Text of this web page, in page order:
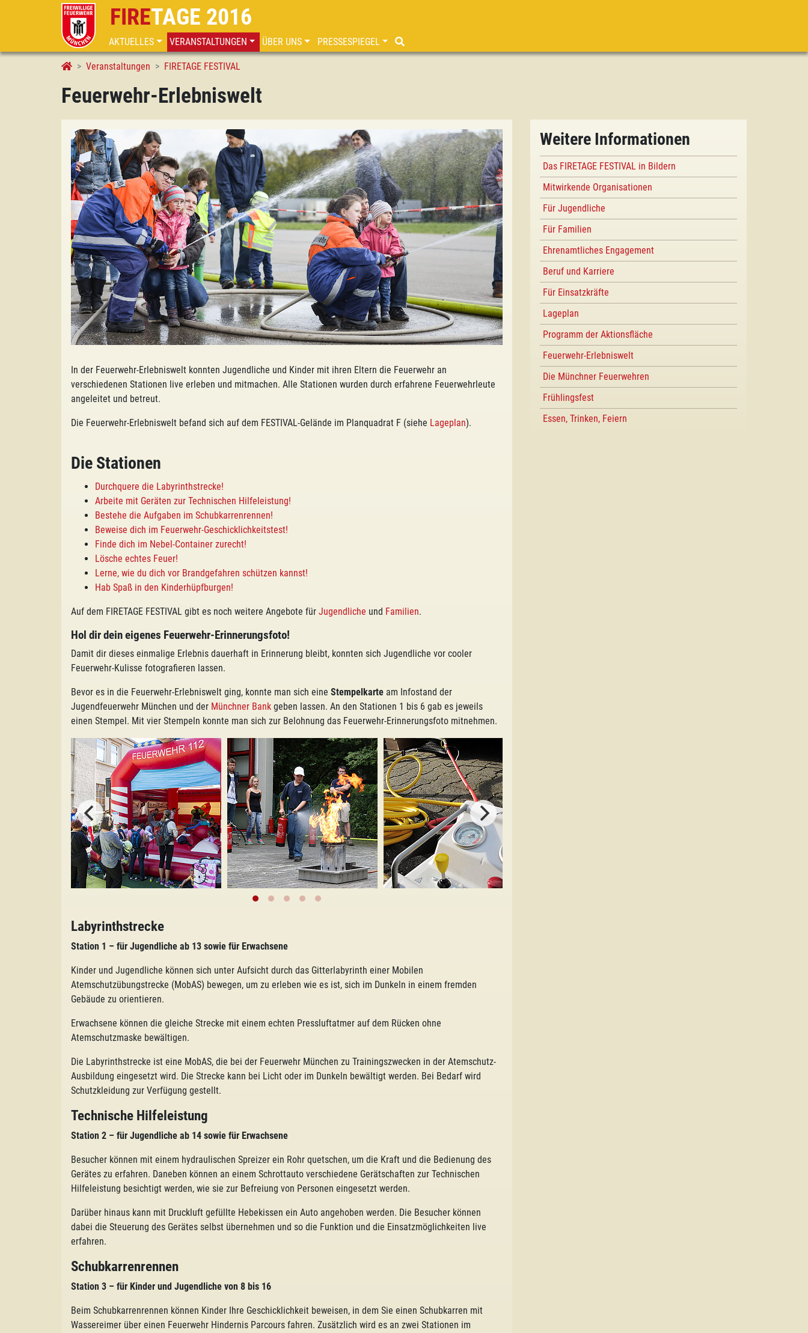
FIRETAGE 2016
AKTUELLES VERANSTALTUNGEN ÜBER UNS PRESSESPIEGEL
Veranstaltungen FIRETAGE FESTIVAL
Feuerwehr-Erlebniswelt
Feuerwehr-Erlebniswelt
In der Feuerwehr-Erlebniswelt konnten Jugendliche und Kinder mit ihren Eltern die Feuerwehr an
verschiedenen Stationen live erleben und mitmachen. Alle Stationen wurden durch erfahrene Feuerwehrleute
angeleitet und betreut.
Die Feuerwehr-Erlebniswelt befand sich auf dem FESTIVAL-Gelände im Planquadrat F (siehe Lageplan).
Die Stationen
Durchquere die Labyrinthstrecke!
Arbeite mit Geräten zur Technischen Hilfeleistung!
Bestehe die Aufgaben im Schubkarrenrennen!
Beweise dich im Feuerwehr-Geschicklichkeitstest!
Finde dich im Nebel-Container zurecht!
Lösche echtes Feuer!
Lerne, wie du dich vor Brandgefahren schützen kannst!
Hab Spaß in den Kinderhüpfburgen!
Auf dem FIRETAGE FESTIVAL gibt es noch weitere Angebote für Jugendliche und Familien.
Hol dir dein eigenes Feuerwehr-Erinnerungsfoto!
Damit dir dieses einmalige Erlebnis dauerhaft in Erinnerung bleibt, konnten sich Jugendliche vor cooler
Feuerwehr-Kulisse fotografieren lassen.
Bevor es in die Feuerwehr-Erlebniswelt ging, konnte man sich eine Stempelkarte am Infostand der
Jugendfeuerwehr München und der Münchner Bank geben lassen. An den Stationen 1 bis 6 gab es jeweils
einen Stempel. Mit vier Stempeln konnte man sich zur Belohnung das Feuerwehr-Erinnerungsfoto mitnehmen.
Labyrinthstrecke
Station 1 – für Jugendliche ab 13 sowie für Erwachsene
Kinder und Jugendliche können sich unter Aufsicht durch das Gitterlabyrinth einer Mobilen
Atemschutzübungstrecke (MobAS) bewegen, um zu erleben wie es ist, sich im Dunkeln in einem fremden
Gebäude zu orientieren.
Erwachsene können die gleiche Strecke mit einem echten Pressluftatmer auf dem Rücken ohne
Atemschutzmaske bewältigen.
Die Labyrinthstrecke ist eine MobAS, die bei der Feuerwehr München zu Trainingszwecken in der Atemschutz-
Ausbildung eingesetzt wird. Die Strecke kann bei Licht oder im Dunkeln bewältigt werden. Bei Bedarf wird
Schutzkleidung zur Verfügung gestellt.
Technische Hilfeleistung
Station 2 – für Jugendliche ab 14 sowie für Erwachsene
Besucher können mit einem hydraulischen Spreizer ein Rohr quetschen, um die Kraft und die Bedienung des
Gerätes zu erfahren. Daneben können an einem Schrottauto verschiedene Gerätschaften zur Technischen
Hilfeleistung besichtigt werden, wie sie zur Befreiung von Personen eingesetzt werden.
Darüber hinaus kann mit Druckluft gefüllte Hebekissen ein Auto angehoben werden. Die Besucher können
dabei die Steuerung des Gerätes selbst übernehmen und so die Funktion und die Einsatzmöglichkeiten live
erfahren.
Schubkarrenrennen
Station 3 – für Kinder und Jugendliche von 8 bis 16
Beim Schubkarrenrennen können Kinder Ihre Geschicklichkeit beweisen, in dem Sie einen Schubkarren mit
Wassereimer über einen Feuerwehr Hindernis Parcours fahren. Zusätzlich wird es an zwei Stationen im
Weitere Informationen
Das FIRETAGE FESTIVAL in Bildern
Mitwirkende Organisationen
Für Jugendliche
Für Familien
Ehrenamtliches Engagement
Beruf und Karriere
Für Einsatzkräfte
Lageplan
Programm der Aktionsfläche
Feuerwehr-Erlebniswelt
Die Münchner Feuerwehren
Frühlingsfest
Essen, Trinken, Feiern